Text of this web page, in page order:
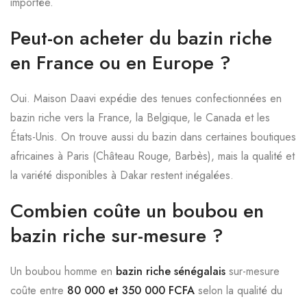
Peut-on acheter du bazin riche
en France ou en Europe ?
Oui. Maison Daavi expédie des tenues confectionnées en
bazin riche vers la France, la Belgique, le Canada et les
États-Unis. On trouve aussi du bazin dans certaines boutiques
africaines à Paris (Château Rouge, Barbès), mais la qualité et
la variété disponibles à Dakar restent inégalées.
Combien coûte un boubou en
bazin riche sur-mesure ?
Un boubou homme en bazin riche sénégalais sur-mesure
coûte entre 80 000 et 350 000 FCFA selon la qualité du